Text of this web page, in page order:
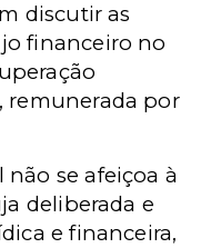
discutir as
financeiro no
remunerada por
se afeiçoa à
deliberada e
e financeira,